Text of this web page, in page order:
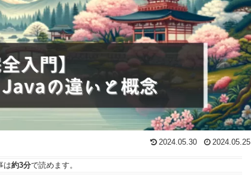
2024.05.30 2024.05.25
は約3分で読めます。